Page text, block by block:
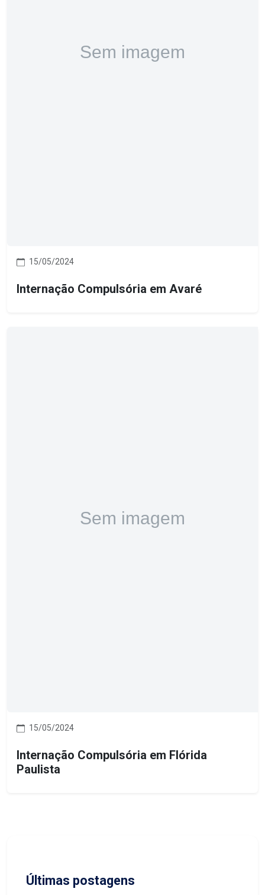
15/05/2024
Internação Compulsória em Avaré
15/05/2024
Internação Compulsória em Flórida
Paulista
Últimas postagens